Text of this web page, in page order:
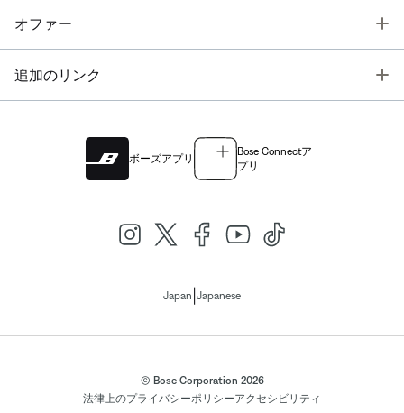
オファー
追加のリンク
ボーズアプリ
Bose Connectア
プリ
Japan Japanese
© Bose Corporation 2026
法律上のプライバシーポリシーアクセシビリティ